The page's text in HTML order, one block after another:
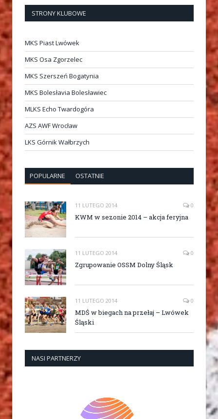
STRONY KLUBOWE
MKS Piast Lwówek
MKS Osa Zgorzelec
MKS Szerszeń Bogatynia
MKS Bolesłavia Bolesławiec
MLKS Echo Twardogóra
AZS AWF Wrocław
LKS Górnik Wałbrzych
POPULARNE OSTATNIE
11 LUTEGO 2014 0
KWM w sezonie 2014 – akcja feryjna
11 LUTEGO 2014 0
Zgrupowanie OSSM Dolny Śląsk
11 LUTEGO 2014 0
MDŚ w biegach na przełaj – Lwówek
Śląski
NASI PARTNERZY